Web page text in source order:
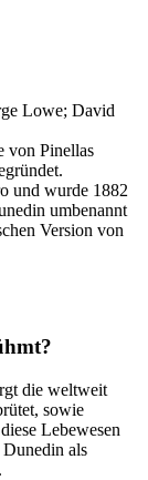
Lowe; David
von Pinellas
und wurde 1882
umbenannt
Version von
die weltweit
sowie
Lebewesen
als